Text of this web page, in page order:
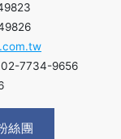
02-7734-9656
絲團